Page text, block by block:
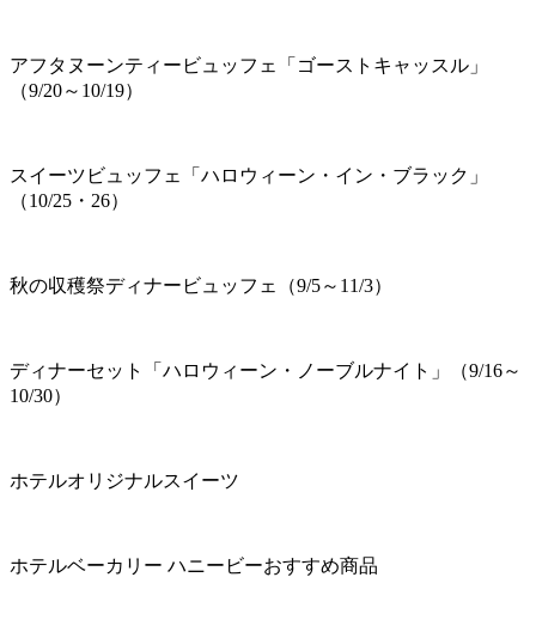
アフタヌーンティービュッフェ「ゴーストキャッスル」
（9/20～10/19）
スイーツビュッフェ「ハロウィーン・イン・ブラック」
（10/25・26）
秋の収穫祭ディナービュッフェ（9/5～11/3）
ディナーセット「ハロウィーン・ノーブルナイト」（9/16～
10/30）
ホテルオリジナルスイーツ
ホテルベーカリー ハニービーおすすめ商品